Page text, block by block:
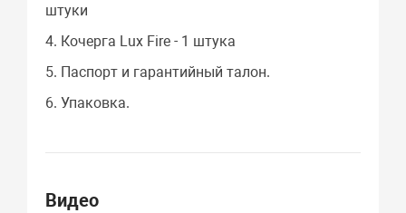
штуки
4. Кочерга Lux Fire - 1 штука
5. Паспорт и гарантийный талон.
6. Упаковка.
Видео